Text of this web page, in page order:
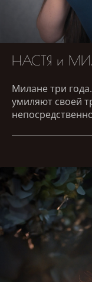
НАСТЯ и
Милане три
умиляют своей